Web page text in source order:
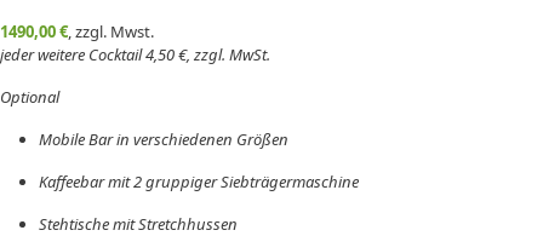
1490,00 €, zzgl. Mwst.
jeder weitere Cocktail 4,50 €, zzgl. MwSt.
Optional
Mobile Bar in verschiedenen Größen
Kaffeebar mit 2 gruppiger Siebträgermaschine
Stehtische mit Stretchhussen